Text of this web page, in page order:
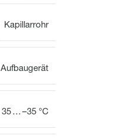
Kapillarrohr
Aufbaugerät
35 … –35 °C